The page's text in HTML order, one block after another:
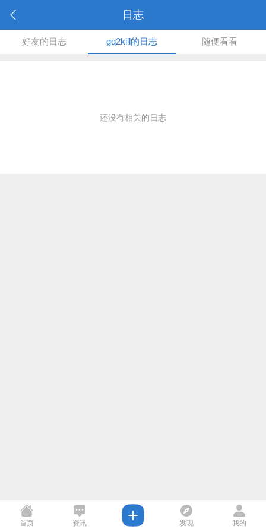
日志
好友的日志 gq2kill的日志 随便看看
还没有相关的日志
首页 资讯 发现 我的